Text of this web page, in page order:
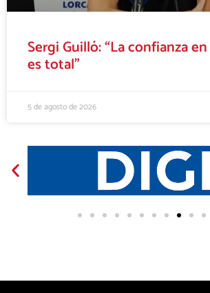
Sergi Guilló: “La confianza
es total”
5 de agosto de 2026